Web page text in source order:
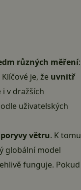
různých měření:
je, že uvnitř
v dražších
uživatelských
větru. K tomu
globální model
funguje. Pokud